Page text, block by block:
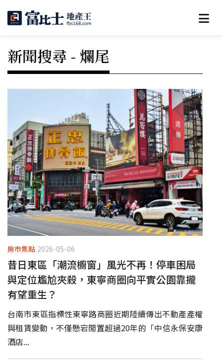
新聞搜尋 - 爛尾
房市焦點 2026-05-06
昔日東區「潮流櫥窗」風光不再！停車困局
與定位尷尬夾殺，東寧商圈向平實公園靠攏
有望重生？
台南市東區指標性東寧路商圈近期陸續傳出不動產產權
與租賃變動，不僅懸宕閒置超過20年的「中信永保安康
酒店...